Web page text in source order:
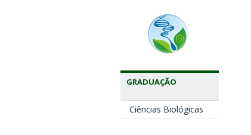
GRADUAÇÃO
Ciências Biológicas